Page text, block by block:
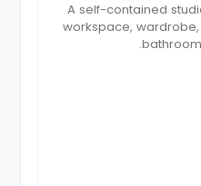
A self-contained
workspace,